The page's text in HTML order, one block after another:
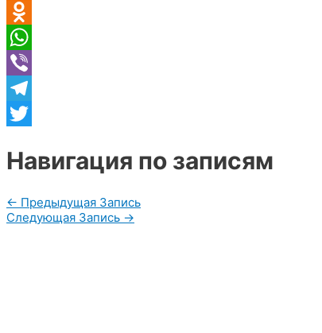
VK
Odnoklassniki
WhatsApp
Viber
Telegram
Навигация по записям
← Предыдущая Запись
Следующая Запись →